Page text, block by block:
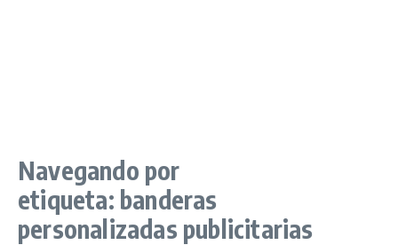
Navegando por
etiqueta: banderas
personalizadas publicitarias